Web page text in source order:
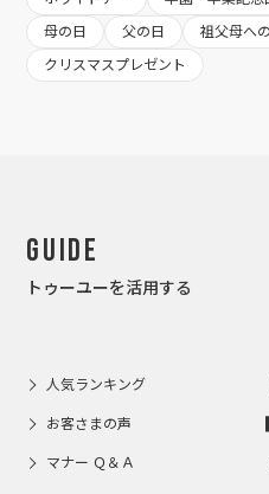
母の日
父の日
祖父母へ
クリスマスプレゼント
Guide
トゥーユーを活用する
人気ランキング
お客さまの声
マナー Ｑ＆Ａ